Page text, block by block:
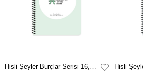
Hisli Şeyler Burçlar Serisi 16,5x22,5 Çizgili Spiralli Stickerli Defter - Sulugöz Demeyelim De Duyarlı Diyelim